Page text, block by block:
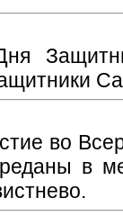
во
в